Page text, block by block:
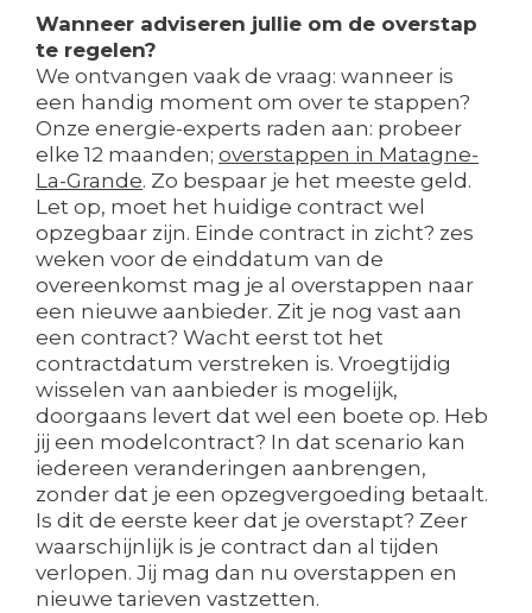
Wanneer adviseren jullie om de overstap
te regelen?
We ontvangen vaak de vraag: wanneer is
een handig moment om over te stappen?
Onze energie-experts raden aan: probeer
elke 12 maanden; overstappen in Matagne-
La-Grande. Zo bespaar je het meeste geld.
Let op, moet het huidige contract wel
opzegbaar zijn. Einde contract in zicht? zes
weken voor de einddatum van de
overeenkomst mag je al overstappen naar
een nieuwe aanbieder. Zit je nog vast aan
een contract? Wacht eerst tot het
contractdatum verstreken is. Vroegtijdig
wisselen van aanbieder is mogelijk,
doorgaans levert dat wel een boete op. Heb
jij een modelcontract? In dat scenario kan
iedereen veranderingen aanbrengen,
zonder dat je een opzegvergoeding betaalt.
Is dit de eerste keer dat je overstapt? Zeer
waarschijnlijk is je contract dan al tijden
verlopen. Jij mag dan nu overstappen en
nieuwe tarieven vastzetten.